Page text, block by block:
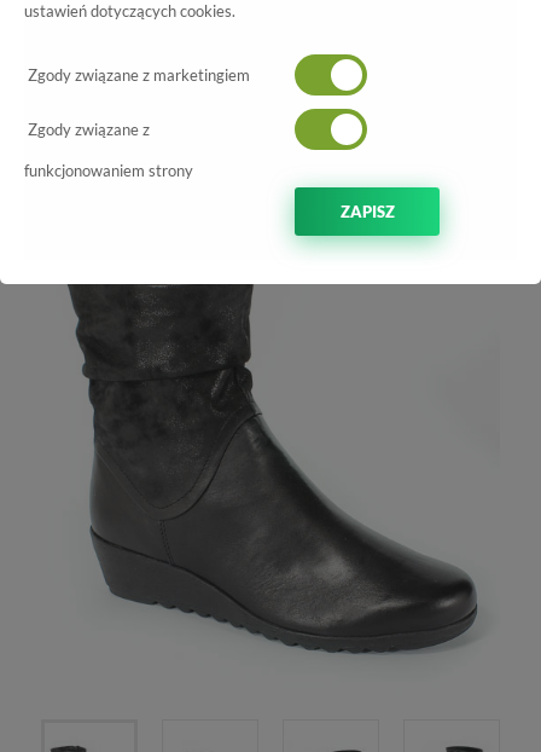
9-25451-29 026 Black Nap.Comb
ustawień dotyczących cookies.
Zgody związane z marketingiem
Zgody związane z
funkcjonowaniem strony
ZAPISZ